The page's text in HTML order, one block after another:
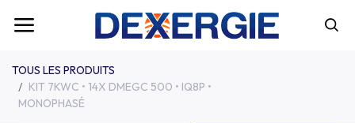
TOUS LES PRODUITS
KIT 7KWC • 14X DMEGC 500 • IQ8P •
MONOPHASÉ